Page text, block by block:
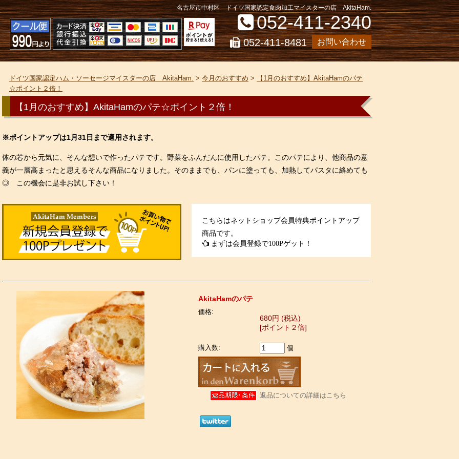
名古屋市中村区 ドイツ国家認定食肉加工マイスターの店 AkitaHam.
052-411-2340
052-411-8481 お問い合わせ
ドイツ国家認定ハム・ソーセージマイスターの店 AkitaHam. > 今月のおすすめ >
【1月のおすすめ】AkitaHamのパテ
☆ポイント２倍！
【1月のおすすめ】AkitaHamのパテ☆ポイント２倍！
※ポイントアップは1月31日まで適用されます。
体の芯から元気に、そんな想いで作ったパテです。野菜をふんだんに使用したパテ。このパテにより、他商品の意
義が一層高まったと思えるそんな商品になりました。そのままでも、パンに塗っても、加熱してパスタに絡めても
◎ この機会に是非お試し下さい！
こちらはネットショップ会員特典ポイントアップ
商品です。
まずは会員登録で100Pゲット！
AkitaHamのパテ
価格:
680円 (税込)
[ポイント２倍]
購入数: 個
返品についての詳細はこちら